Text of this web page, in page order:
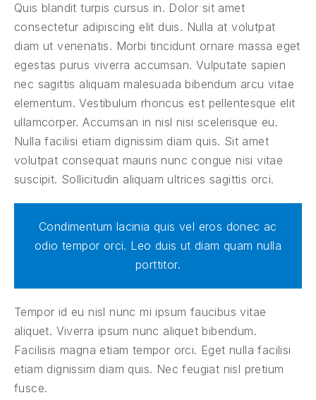
Quis blandit turpis cursus in. Dolor sit amet
consectetur adipiscing elit duis. Nulla at volutpat
diam ut venenatis. Morbi tincidunt ornare massa eget
egestas purus viverra accumsan. Vulputate sapien
nec sagittis aliquam malesuada bibendum arcu vitae
elementum. Vestibulum rhoncus est pellentesque elit
ullamcorper. Accumsan in nisl nisi scelerisque eu.
Nulla facilisi etiam dignissim diam quis. Sit amet
volutpat consequat mauris nunc congue nisi vitae
suscipit. Sollicitudin aliquam ultrices sagittis orci.
Condimentum lacinia quis vel eros donec ac
odio tempor orci. Leo duis ut diam quam nulla
porttitor.
Tempor id eu nisl nunc mi ipsum faucibus vitae
aliquet. Viverra ipsum nunc aliquet bibendum.
Facilisis magna etiam tempor orci. Eget nulla facilisi
etiam dignissim diam quis. Nec feugiat nisl pretium
fusce.